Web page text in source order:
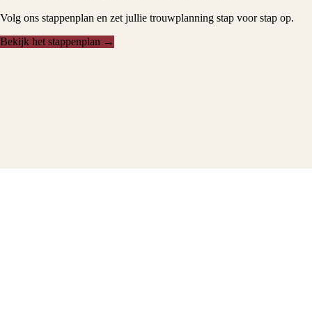
Volg ons stappenplan en zet jullie trouwplanning stap voor stap op.
Bekijk het stappenplan →